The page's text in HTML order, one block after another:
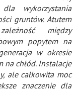
wykorzystania
gruntów. Atutem
między
popytem na
w okresie
chłód. Instalacje
ale całkowita moc
znaczenie dla